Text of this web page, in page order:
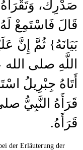
صَدْرِكَ، وَتَقْرَأَهُ
قَالَ فَاسْتَمِعْ
بَيَانَهُ‏}‏ ثُمَّ إِنَّ
اللَّهِ صلى
أَتَاهُ جِبْرِيلُ
قَرَأَهُ النَّبِيُّ
قَرَأَهُ‏.
der Erläuterung der